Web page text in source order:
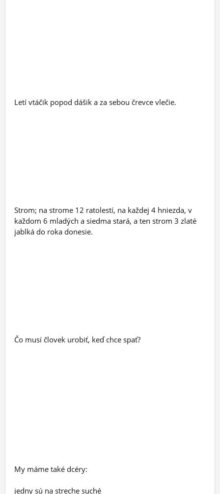
Letí vtáčik popod dášik a za sebou črevce vlečie.
Strom; na strome 12 ratolestí, na každej 4 hniezda, v
každom 6 mladých a siedma stará, a ten strom 3 zlaté
jablká do roka donesie.
Čo musí človek urobiť, keď chce spať?
My máme také dcéry:
jedny sú na streche suché